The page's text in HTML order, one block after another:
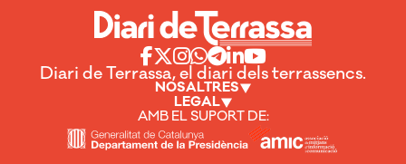
Diari de Terrassa, el diari dels terrassencs.
NOSALTRES
LEGAL
AMB EL SUPORT DE: